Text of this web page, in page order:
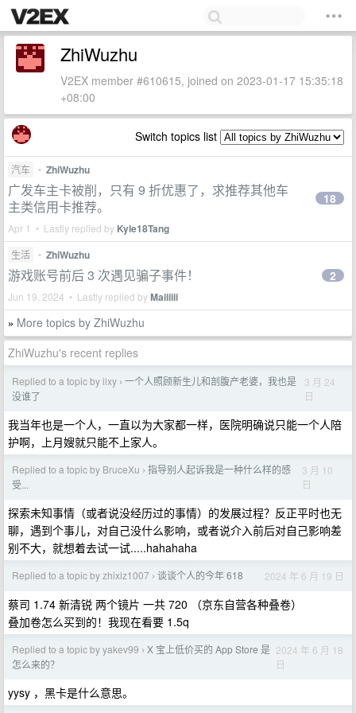
ZhiWuzhu
V2EX member #610615, joined on 2023-01-17 15:35:18
+08:00
Switch topics list
汽车 • ZhiWuzhu
广发车主卡被削，只有 9 折优惠了，求推荐其他车
主类信用卡推荐。
Apr 1 • Lastly replied by Kyle18Tang
18
生活 • ZhiWuzhu
游戏账号前后 3 次遇见骗子事件！
Jun 19, 2024 • Lastly replied byMaiiiiii
2
» More topics by ZhiWuzhu
ZhiWuzhu's recent replies
Replied to a topic by iixy › 一个人照顾新生儿和剖腹产老婆，我也是
没谁了
3 月 24
日
我当年也是一个人，一直以为大家都一样，医院明确说只能一个人陪
护啊，上月嫂就只能不上家人。
Replied to a topic by BruceXu › 指导别人起诉我是一种什么样的感
受...
3 月 10
日
探索未知事情（或者说没经历过的事情）的发展过程？反正平时也无
聊，遇到个事儿，对自己没什么影响，或者说介入前后对自己影响差
别不大，就想着去试一试.....hahahaha
Replied to a topic by zhixiz1007 › 谈谈个人的今年 618 2024 年 6 月 19 日
蔡司 1.74 新清锐 两个镜片 一共 720 （京东自营各种叠卷）
叠加卷怎么买到的！我现在看要 1.5q
Replied to a topic by yakev99 › X 宝上低价买的 App Store 是
怎么来的？
2024 年 6 月 18
日
yysy ，黑卡是什么意思。